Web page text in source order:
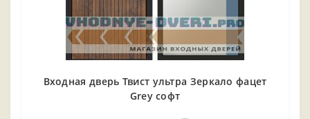
Входная дверь Твист ультра Зеркало фацет
Grey софт